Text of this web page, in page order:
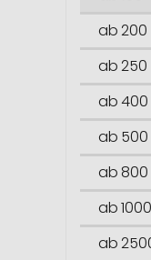
ab 200
ab 250
ab 400
ab 500
ab 800
ab 1000
ab